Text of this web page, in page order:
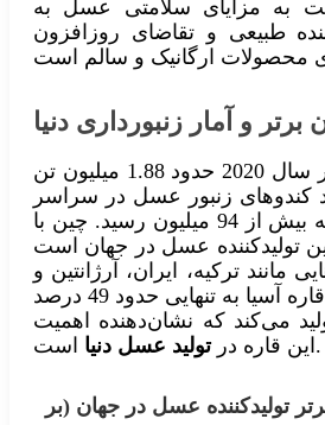
به مزایای سلامتی عسل به
طبیعی و تقاضای روزافزون
برتر و آمار زنبورداری دنیا
تولید جهانی عسل در سال 2020 حدود 1.88 میلیون تن
کندوهای زنبور عسل در سراسر
جهان تا سال 2021 به بیش از 94 میلیون رسید. چین با
تولیدکننده عسل در جهان است
ترکیه، ایران، آرژانتین و
اوکراین قرار دارند. قاره آسیا به تنهایی حدود 49 درصد
می‌کند که نشان‌دهنده اهمیت
این قاره درتولید عسل دنیا است.
کشور برتر تولیدکننده عسل در جهان (بر